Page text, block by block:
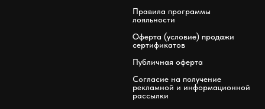
Правила программы
лояльности
Оферта (условие) продажи
сертификатов
Публичная оферта
Согласие на получение
рекламной и информационной
рассылки